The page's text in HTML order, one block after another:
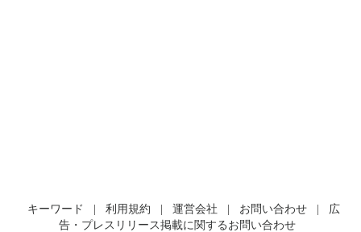
キーワード 利用規約 運営会社 お問い合わせ
広
告・プレスリリース掲載に関するお問い合わせ